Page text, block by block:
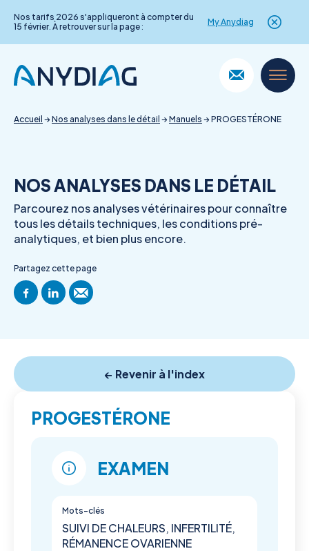
Nos tarifs 2026 s'appliqueront à compter du
15 février. À retrouver sur la page :
My Anydiag
content
Accueil →Nos analyses dans le détail →Manuels →PROGESTÉRONE
NOS ANALYSES DANS LE DÉTAIL
Parcourez nos analyses vétérinaires pour connaître
tous les détails techniques, les conditions pré-
analytiques, et bien plus encore.
Partagez cette page
← Revenir à l'index
PROGESTÉRONE
EXAMEN
Mots-clés
SUIVI DE CHALEURS, INFERTILITÉ,
RÉMANENCE OVARIENNE